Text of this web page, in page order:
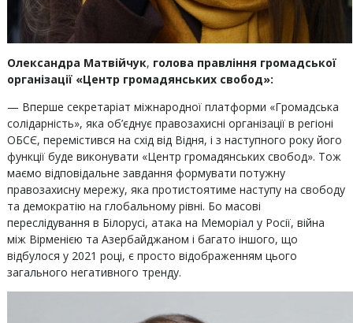
Олександра Матвійчук, голова правління громадської
організації «Центр громадянських свобод»:
— Вперше секретаріат міжнародної платформи «Громадська
солідарність», яка об’єднує правозахисні організації в регіоні
ОБСЄ, перемістився на схід від Відня, і з наступного року його
функції буде виконувати «Центр громадянських свобод». Тож
маємо відповідальне завдання формувати потужну
правозахисну мережу, яка протистоятиме наступу на свободу
та демократію на глобальному рівні. Бо масові
переслідування в Білорусі, атака на Меморіал у Росії, війна
між Вірменією та Азербайджаном і багато іншого, що
відбулося у 2021 році, є просто відображенням цього
загального негативного тренду.